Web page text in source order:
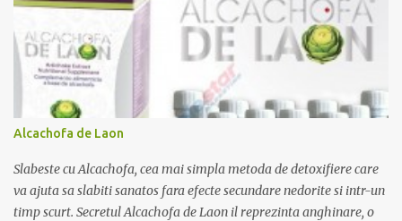
i
i
Alcachofa de Laon
Slabeste cu Alcachofa, cea mai simpla metoda de detoxifiere care
va ajuta sa slabiti sanatos fara efecte secundare nedorite si intr-un
timp scurt. Secretul Alcachofa de Laon il reprezinta anghinare, o